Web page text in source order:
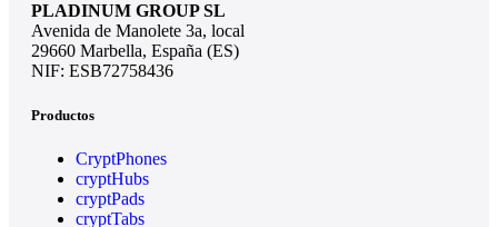
PLADINUM GROUP SL
Avenida de Manolete 3a, local
29660 Marbella, España (ES)
NIF: ESB72758436
Productos
CryptPhones
cryptHubs
cryptPads
cryptTabs